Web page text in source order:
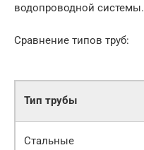
водопроводной системы.
Сравнение типов труб:
Тип трубы
Стальные